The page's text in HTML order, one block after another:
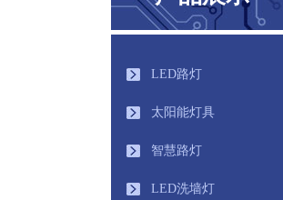
LED路灯
太阳能灯具
智慧路灯
LED洗墙灯